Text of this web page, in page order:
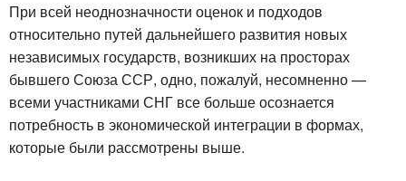
При всей неоднозначности оценок и подходов
относительно путей дальнейшего развития новых
независимых государств, возникших на просторах
бывшего Союза ССР, одно, пожалуй, несомненно —
всеми участниками СНГ все больше осознается
потребность в экономической интеграции в формах,
которые были рассмотрены выше.